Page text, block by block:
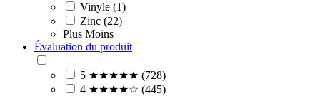
Vinyle (1)
Zinc (22)
Plus Moins
Évaluation du produit
5 ★★★★★ (728)
4 ★★★★☆ (445)